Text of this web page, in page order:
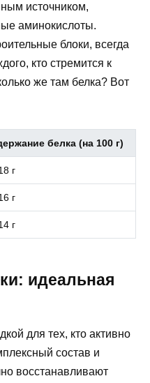
источником,
аминокислоты.
блоки, всегда
кто стремится к
же там белка? Вот
белка (на 100 г)
г
г
г
идеальная
для тех, кто активно
состав и
восстанавливают